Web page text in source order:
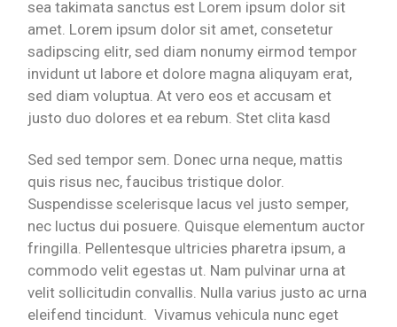
sea takimata sanctus est Lorem ipsum dolor sit
amet. Lorem ipsum dolor sit amet, consetetur
sadipscing elitr, sed diam nonumy eirmod tempor
invidunt ut labore et dolore magna aliquyam erat,
sed diam voluptua. At vero eos et accusam et
justo duo dolores et ea rebum. Stet clita kasd
Sed sed tempor sem. Donec urna neque, mattis
quis risus nec, faucibus tristique dolor.
Suspendisse scelerisque lacus vel justo semper,
nec luctus dui posuere. Quisque elementum auctor
fringilla. Pellentesque ultricies pharetra ipsum, a
commodo velit egestas ut. Nam pulvinar urna at
velit sollicitudin convallis. Nulla varius justo ac urna
eleifend tincidunt. Vivamus vehicula nunc eget